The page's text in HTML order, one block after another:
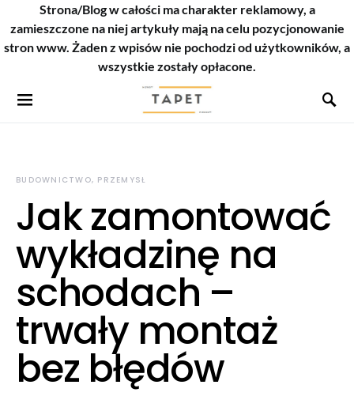
Strona/Blog w całości ma charakter reklamowy, a
zamieszczone na niej artykuły mają na celu pozycjonowanie
stron www. Żaden z wpisów nie pochodzi od użytkowników, a
wszystkie zostały opłacone.
BUDOWNICTWO, PRZEMYSŁ
Jak zamontować
wykładzinę na
schodach –
trwały montaż
bez błędów